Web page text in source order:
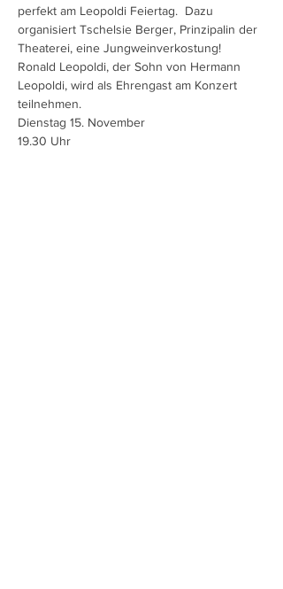
perfekt am Leopoldi Feiertag.  Dazu
organisiert Tschelsie Berger, Prinzipalin der
Theaterei, eine Jungweinverkostung!
Ronald Leopoldi, der Sohn von Hermann
Leopoldi, wird als Ehrengast am Konzert
teilnehmen.
Dienstag 15. November
19.30 Uhr